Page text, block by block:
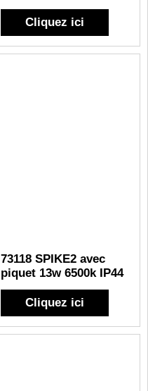
Cliquez ici
73118 SPIKE2 avec
piquet 13w 6500k IP44
Cliquez ici